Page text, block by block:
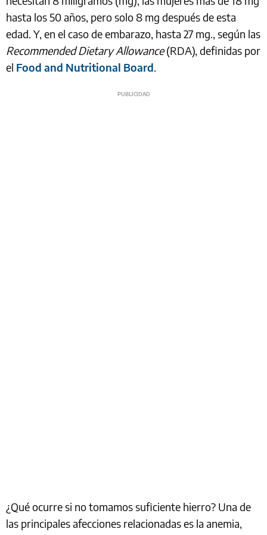
hasta los 50 años, pero solo 8 mg después de esta
edad. Y, en el caso de embarazo, hasta 27 mg., según las
Recommended Dietary Allowance(RDA), definidas por
el Food and Nutritional Board.
¿Qué ocurre si no tomamos suficiente hierro? Una de
las principales afecciones relacionadas es la anemia,